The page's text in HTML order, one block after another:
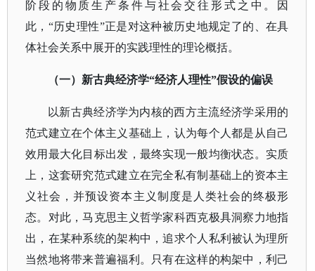
阶段的物质生产条件与社会交往形式之中。因
此，“历史理性”正是对这种被历史地规定了的、在具
体社会关系中展开的实践理性的理论概括。
（一）新古典经济学“经济人理性”假设的偏误
以新古典经济学为内核的西方主流经济学采用的
范式建立在个体主义基础上，认为每个人都是从自己
效用最大化目标出发，最终实现一般均衡状态。实质
上，这套研究范式建立在完全私有制基础上的资本主
义社会，并预设资本主义制度是人类社会的终极形
态。对此，马克思主义哲学家科西克极具洞察力地指
出，在某种系统的架构中，追求个人私利被认为理所
当然地将带来普遍福利。只有在这样的构架中，利己